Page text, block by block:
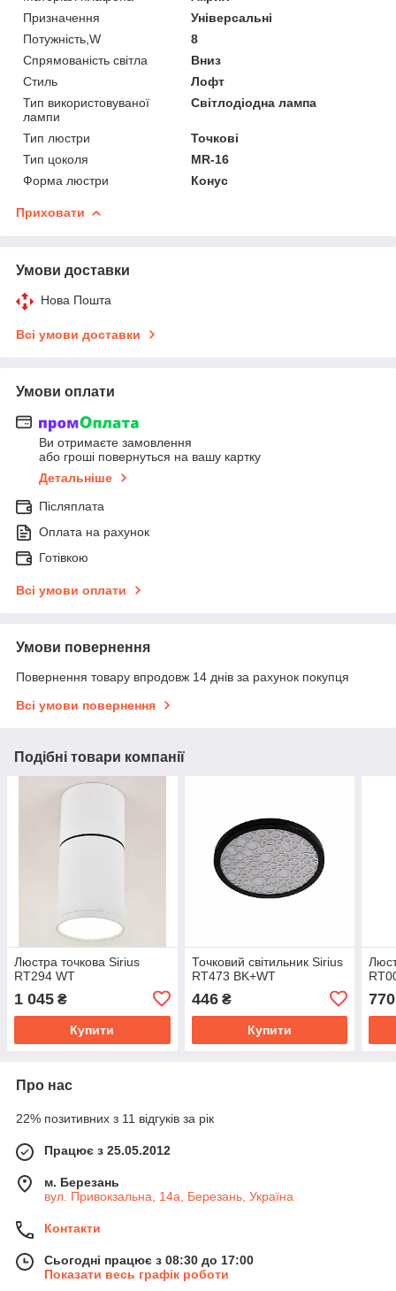
Призначення
Універсальні
Потужність,W
8
Спрямованість світла
Вниз
Стиль
Лофт
Тип використовуваної
лампи
Світлодіодна лампа
Тип люстри
Точкові
Тип цоколя
MR-16
Форма люстри
Конус
Приховати
Умови доставки
Нова Пошта
Всі умови доставки
Умови оплати
Ви отримаєте замовлення
або гроші повернуться на вашу картку
Детальніше
Післяплата
Оплата на рахунок
Готівкою
Всі умови оплати
Умови повернення
Повернення товару впродовж 14 днів за рахунок покупця
Всі умови повернення
Подібні товари компанії
Люстра точкова Sirius
RT294 WT
1 045 ₴
Купити
Точковий світильник Sirius
RT473 BK+WT
446₴
Купити
770
Про нас
22% позитивних з 11 відгуків за рік
Працює з 25.05.2012
м. Березань
вул. Привокзальна, 14а, Березань, Україна
Контакти
Сьогодні працює з 08:30 до 17:00
Показати весь графік роботи